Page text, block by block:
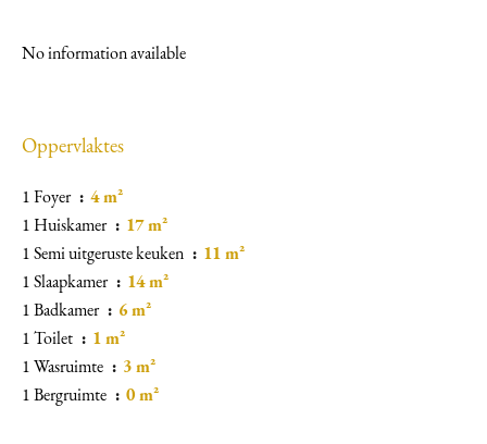
No information available
Oppervlaktes
1 Foyer
4 m²
1 Huiskamer
17 m²
1 Semi uitgeruste keuken
11 m²
1 Slaapkamer
14 m²
1 Badkamer
6 m²
1 Toilet
1 m²
1 Wasruimte
3 m²
1 Bergruimte
0 m²